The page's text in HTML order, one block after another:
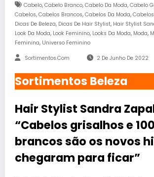
Cabelo, Cabelo Branco, Cabelo Da Moda, Cabelo
Cabelos, Cabelos Brancos, Cabelos Da Moda,
Dicas De Beleza, Dicas De Hair Stylist, Hair Stylist
Look Da Moda, Look Feminino, Looks Da Moda, Moda,
Feminina, Universo Feminino
Sortimentos.com 2 De Junho De 2022
Sortimentos Beleza
Hair Stylist Sandra
“Cabelos grisalhos e
brancos são os novos
chegaram para ficar”